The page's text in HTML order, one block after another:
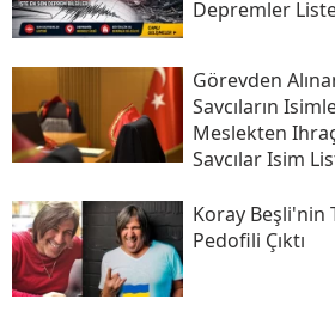
Depremler
Görevden
Savcıların
Meslekten
Savcılar Isim
Koray Beşli'nin
Pedofili Çıktı